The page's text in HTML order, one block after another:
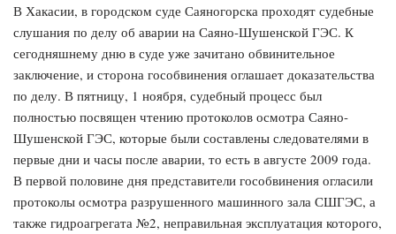
В Хакасии, в городском суде Саяногорска проходят судебные
слушания по делу об аварии на Саяно-Шушенской ГЭС. К
сегодняшнему дню в суде уже зачитано обвинительное
заключение, и сторона гособвинения оглашает доказательства
по делу. В пятницу, 1 ноября, судебный процесс был
полностью посвящен чтению протоколов осмотра Саяно-
Шушенской ГЭС, которые были составлены следователями в
первые дни и часы после аварии, то есть в августе 2009 года.
В первой половине дня представители гособвинения огласили
протоколы осмотра разрушенного машинного зала СШГЭС, а
также гидроагрегата №2, неправильная эксплуатация которого,